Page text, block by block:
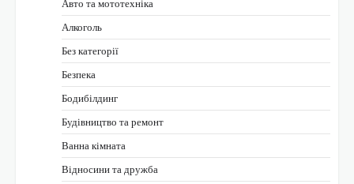
Авто та мототехніка
Алкоголь
Без категорії
Безпека
Бодибілдинг
Будівництво та ремонт
Ванна кімната
Відносини та дружба